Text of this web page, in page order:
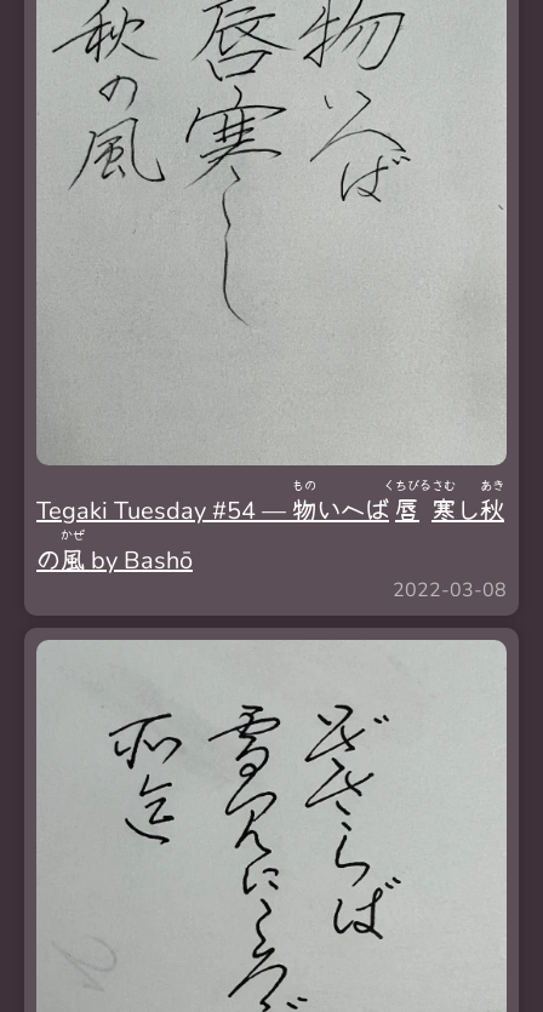
Tegaki Tuesday #54 —物
もの
いへば唇
くちびる
寒
さむ
し秋
あき
の風
かぜ
by Bashō
2022-03-08